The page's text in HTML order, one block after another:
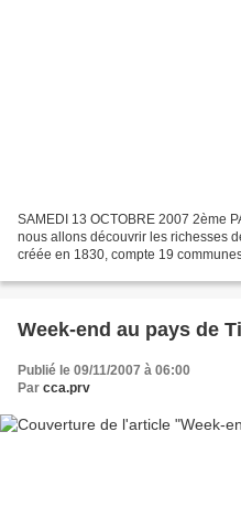
SAMEDI 13 OCTOBRE 2007 2ème
nous allons découvrir les richesses
créée en 1830, compte 19
Week-end au pays de
Publié le 09/11/2007 à 06:00
Par cca.prv